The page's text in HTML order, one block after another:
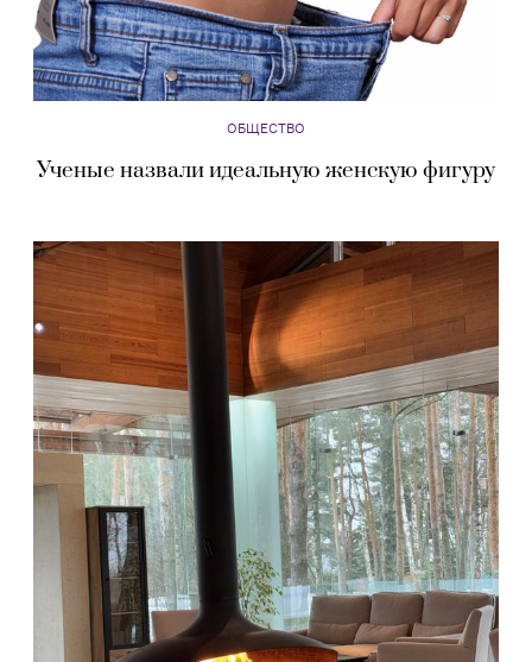
ОБЩЕСТВО
Ученые назвали идеальную женскую фигуру